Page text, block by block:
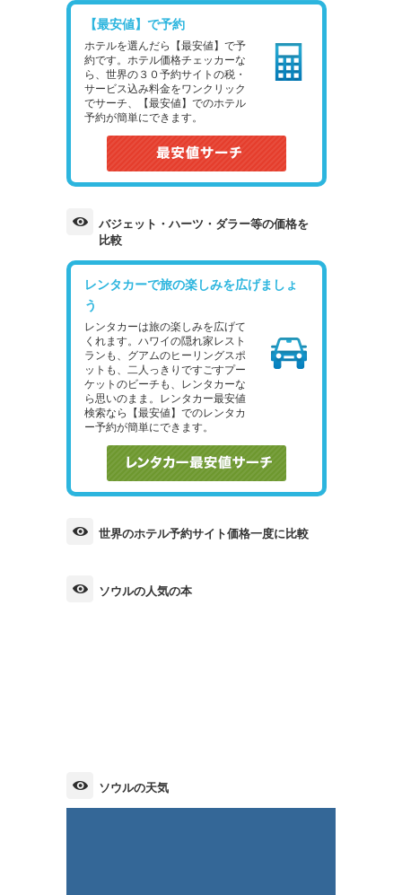
【最安値】で予約
ホテルを選んだら【最安値】で予
約です。ホテル価格チェッカーな
ら、世界の３０予約サイトの税・
サービス込み料金をワンクリック
でサーチ、【最安値】でのホテル
予約が簡単にできます。
バジェット・ハーツ・ダラー等の価格を
比較
レンタカーで旅の楽しみを広げましょ
う
レンタカーは旅の楽しみを広げて
くれます。ハワイの隠れ家レスト
ランも、グアムのヒーリングスポ
ットも、二人っきりですごすプー
ケットのビーチも、レンタカーな
ら思いのまま。レンタカー最安値
検索なら【最安値】でのレンタカ
ー予約が簡単にできます。
世界のホテル予約サイト価格一度に比較
ソウルの人気の本
ソウルの天気